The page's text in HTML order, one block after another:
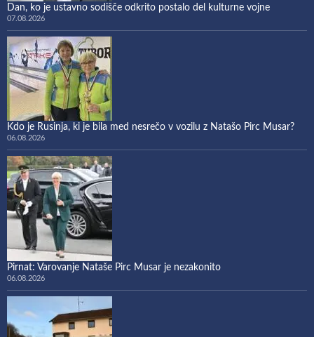
Dan, ko je ustavno sodišče odkrito postalo del kulturne vojne
07.08.2026
Kdo je Rusinja, ki je bila med nesrečo v vozilu z Natašo Pirc Musar?
06.08.2026
Pirnat: Varovanje Nataše Pirc Musar je nezakonito
06.08.2026